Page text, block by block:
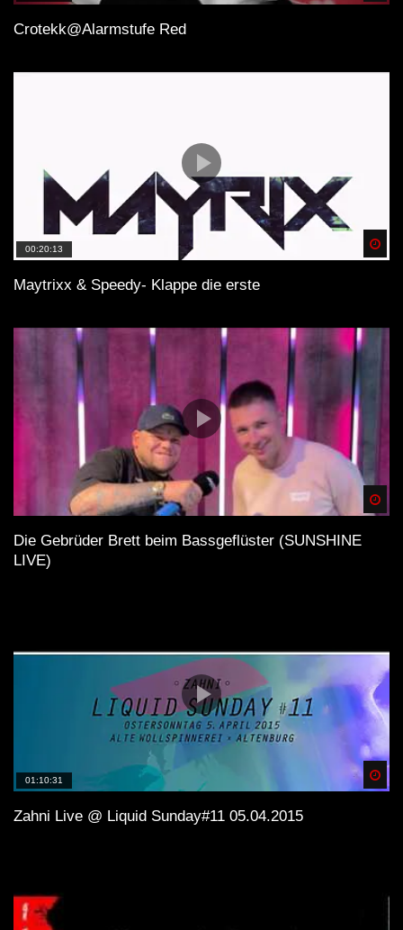
Crotekk@Alarmstufe Red
00:20:13
Maytrixx & Speedy- Klappe die erste
Die Gebrüder Brett beim Bassgeflüster (SUNSHINE
LIVE)
01:10:31
Zahni Live @ Liquid Sunday#11 05.04.2015